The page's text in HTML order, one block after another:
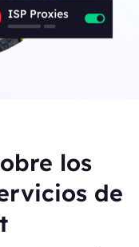
los
de